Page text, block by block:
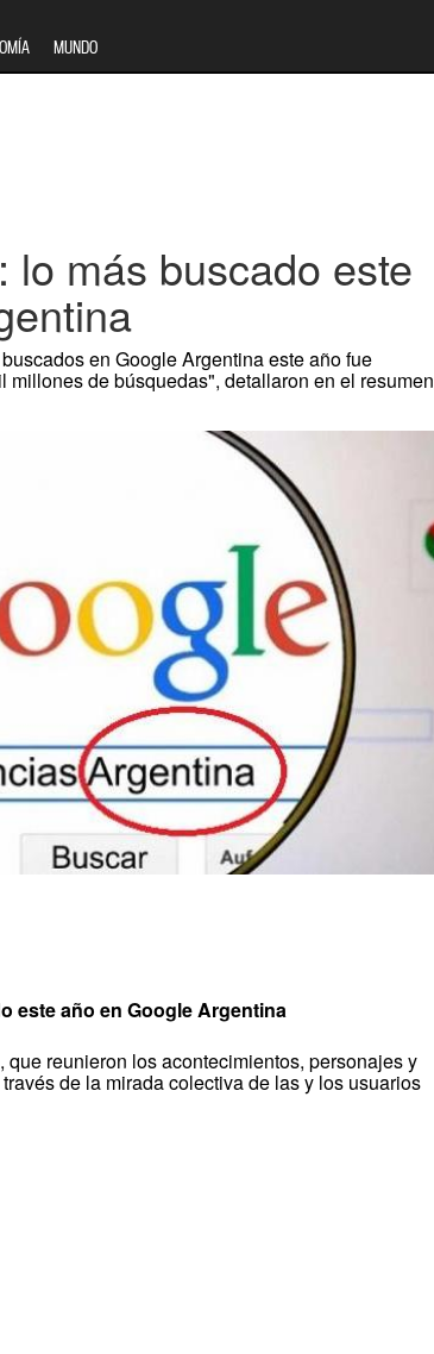
MUNDO
lo más buscado este
en Google Argentina este año fue
de búsquedas", detallaron en el resumen
este año en Google Argentina
reunieron los acontecimientos, personajes y
de la mirada colectiva de las y los usuarios